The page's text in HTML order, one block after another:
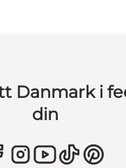
Danmark i
din